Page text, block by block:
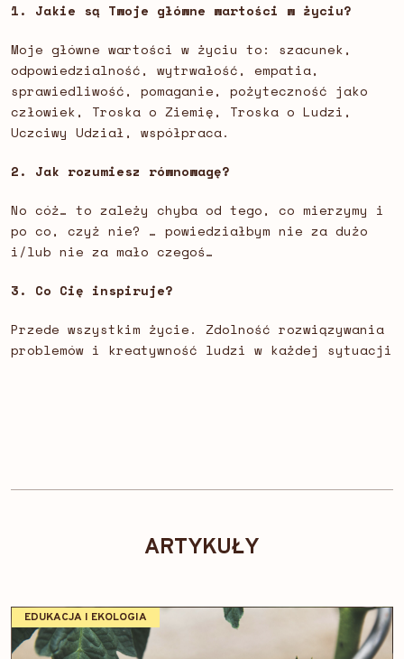
1. Jakie są Twoje główne wartości w życiu?
Moje główne wartości w życiu to: szacunek,
odpowiedzialność, wytrwałość, empatia,
sprawiedliwość, pomaganie, pożyteczność jako
człowiek, Troska o Ziemię, Troska o Ludzi,
Uczciwy Udział, współpraca.
2. Jak rozumiesz równowagę?
No cóż… to zależy chyba od tego, co mierzymy i
po co, czyż nie? … powiedziałbym nie za dużo
i/lub nie za mało czegoś…
3. Co Cię inspiruje?
Przede wszystkim życie. Zdolność rozwiązywania
problemów i kreatywność ludzi w każdej sytuacji
ARTYKUŁY
EDUKACJA I EKOLOGIA